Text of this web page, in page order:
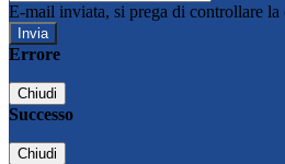
E-mail inviata, si prega di controllare la
Errore
Chiudi
Successo
Chiudi